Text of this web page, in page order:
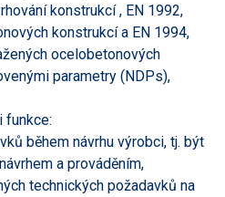
konstrukcí , EN 1992,
konstrukcí a EN 1994,
ocelobetonových
parametry (NDPs),
funkce:
během návrhu výrobci, tj. být
a prováděním,
technických požadavků na